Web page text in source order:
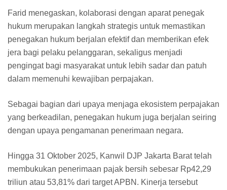
Farid menegaskan, kolaborasi dengan aparat penegak
hukum merupakan langkah strategis untuk memastikan
penegakan hukum berjalan efektif dan memberikan efek
jera bagi pelaku pelanggaran, sekaligus menjadi
pengingat bagi masyarakat untuk lebih sadar dan patuh
dalam memenuhi kewajiban perpajakan.
Sebagai bagian dari upaya menjaga ekosistem perpajakan
yang berkeadilan, penegakan hukum juga berjalan seiring
dengan upaya pengamanan penerimaan negara.
Hingga 31 Oktober 2025, Kanwil DJP Jakarta Barat telah
membukukan penerimaan pajak bersih sebesar Rp42,29
triliun atau 53,81% dari target APBN. Kinerja tersebut